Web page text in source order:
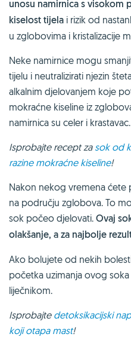
unosu namirnica s visokom
kiselost tijela i rizik od
u zglobovima i kristalizacije
Neke namirnice mogu
tijelu i neutralizirati njezin
alkalnim djelovanjem koje
mokraćne kiseline iz
namirnica su celer i krastavac.
Isprobajte recept za sok od
razine mokraćne kiseline!
Nakon nekog vremena
na području zglobova. To
sok počeo djelovati. Ovaj
olakšanje, a za najbolje
Ako bolujete od nekih
početka uzimanja ovog
liječnikom.
Isprobajte detoksikacijski
koji otapa mast!